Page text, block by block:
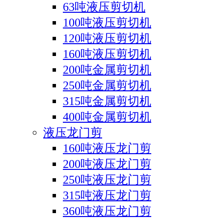
63吨液压剪切机
100吨液压剪切机
120吨液压剪切机
160吨液压剪切机
200吨金属剪切机
250吨金属剪切机
315吨金属剪切机
400吨金属剪切机
液压龙门剪
160吨液压龙门剪
200吨液压龙门剪
250吨液压龙门剪
315吨液压龙门剪
360吨液压龙门剪